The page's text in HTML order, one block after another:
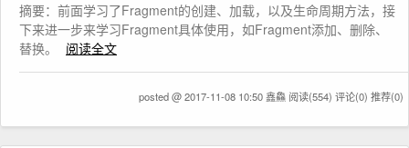
摘要： ​前面学习了Fragment的创建、加载，以及生命周期方法，接
下来进一步来学习Fragment具体使用，如Fragment添加、删除、
替换。
阅读全文
posted @ 2017-11-08 10:50 鑫鱻 阅读(554) 评论(0) 推荐(0)